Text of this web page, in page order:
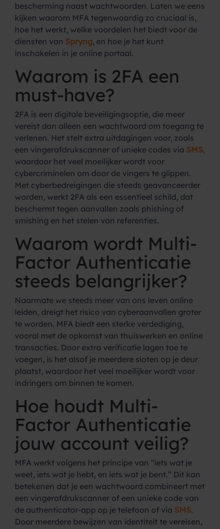
bescherming naast wachtwoorden. Laten we eens
kijken waarom MFA tegenwoordig zo cruciaal is,
hoe het werkt, welke voordelen het biedt voor de
diensten van Spryng, en hoe je het kunt
inschakelen in je online portaal.
Waarom is 2FA een
must-have?
2FA is een digitale beveiligingsoptie, die meer
vereist dan alleen een wachtwoord om toegang te
verlenen. Het stelt extra uitdagingen voor, zoals
een vingerafdrukscanner of unieke codes via SMS,
waardoor het veel moeilijker wordt voor
cybercriminelen om door de vingers te glippen.
Met cyberbedreigingen die steeds geavanceerder
worden, werkt 2FA als een essentieel schild, dat
beschermt tegen aanvallen zoals phishing of
smishing en het stelen van referenties.
Waarom wordt Multi-
Factor Authenticatie
steeds belangrijker?
Naarmate we steeds meer van ons leven online
leiden, dreigt het risico van cyberaanvallen groter
te worden. MFA biedt een sterke verdediging,
vooral met de opkomst van thuiswerken en online
transacties. Door extra verificatie lagen toe te
voegen, is het alsof je meerdere sloten op je deur
plaatst, waardoor het veel moeilijker wordt voor
indringers om binnen te komen.
Hoe houdt Multi-
Factor Authenticatie
jouw account veilig?
MFA werkt volgens het principe van “iets wat je
weet, iets wat je hebt, en iets wat je bent.” Dit kan
betekenen dat je een wachtwoord combineert met
een vingerafdrukscanner of een unieke code van
de authenticator-app op je telefoon of via SMS.
Door meerdere bewijzen van identiteit te vereisen,